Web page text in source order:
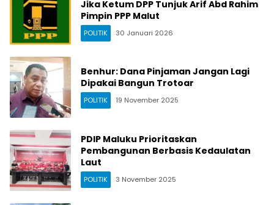
Jika Ketum DPP Tunjuk Arif Abd Rahim
Pimpin PPP Malut
POLITIK 30 Januari 2026
Benhur: Dana Pinjaman Jangan Lagi
Dipakai Bangun Trotoar
POLITIK 19 November 2025
PDIP Maluku Prioritaskan
Pembangunan Berbasis Kedaulatan
Laut
POLITIK 3 November 2025